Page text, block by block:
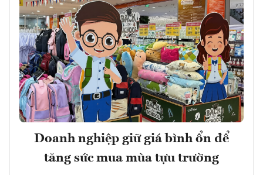
Doanh nghiệp giữ giá bình ổn để
tăng sức mua mùa tựu trường